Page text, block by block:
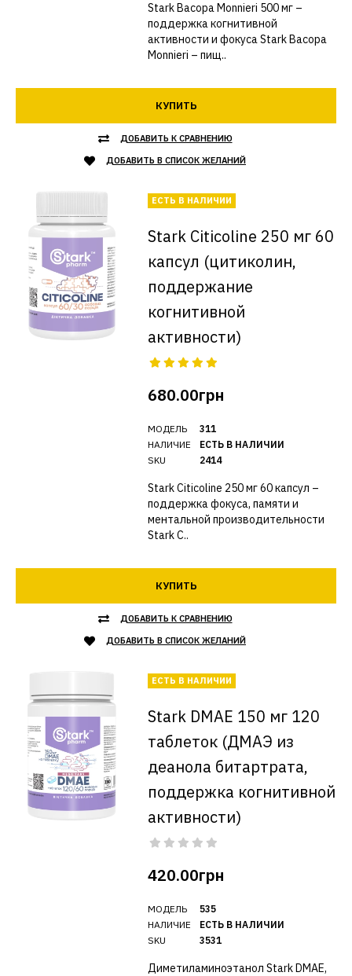
Stark Bacopa Monnieri 500 мг –
поддержка когнитивной
активности и фокуса Stark Bacopa
Monnieri – пищ..
КУПИТЬ
ДОБАВИТЬ К СРАВНЕНИЮ
ДОБАВИТЬ В СПИСОК ЖЕЛАНИЙ
ЕСТЬ В НАЛИЧИИ
Stark Citicoline 250 мг 60
капсул (цитиколин,
поддержание
когнитивной
активности)
680.00грн
МОДЕЛЬ
НАЛИЧИЕ
SKU
311
ЕСТЬ В НАЛИЧИИ
2414
Stark Citicoline 250 мг 60 капсул –
поддержка фокуса, памяти и
ментальной производительности
Stark C..
КУПИТЬ
ДОБАВИТЬ К СРАВНЕНИЮ
ДОБАВИТЬ В СПИСОК ЖЕЛАНИЙ
ЕСТЬ В НАЛИЧИИ
Stark DMAE 150 мг 120
таблеток (ДМАЭ из
деанола битартрата,
поддержка когнитивной
активности)
420.00грн
МОДЕЛЬ
НАЛИЧИЕ
SKU
535
ЕСТЬ В НАЛИЧИИ
3531
Диметиламиноэтанол Stark DMAE,